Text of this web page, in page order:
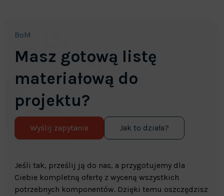
BoM
Masz gotową listę
materiałową do
projektu?
Wyślij zapytanie Jak to działa?
Jeśli tak, prześlij ją do nas, a przygotujemy dla
Ciebie kompletną ofertę z wyceną wszystkich
potrzebnych komponentów. Dzięki temu oszczędzisz